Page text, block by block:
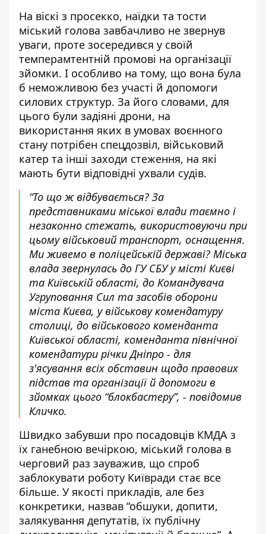
На віскі з просекко, наїдки та тости
міський голова завбачливо не звернув
уваги, проте зосередився у своїй
темперамтентній промові на організації
зйомки. І особливо на тому, що вона була
б неможливою без участі й допомоги
силових структур. За його словами, для
цього були задіяні дрони, на
використання яких в умовах воєнного
стану потрібен спецдозвіл, військовий
катер та інші заходи стеження, на які
мають бути відповідні ухвали судів.
“То що ж відбувається? За
представниками міської влади таємно і
незаконно стежать, використовуючи при
цьому військовий транспорт, оснащення.
Ми живемо в поліцейській державі? Міська
влада звернулась до ГУ СБУ у місті Києві
та Київській області, до Командувача
Угруповання Сил та засобів оборони
міста Києва, у військову комендатуру
столиці, до військового коменданта
Київської області, коменданта північної
комендатури річки Дніпро - для
з'ясування всіх обставин щодо правових
підстав та організації й допомоги в
зйомках цього “блокбастеру”, - повідомив
Кличко.
Швидко забувши про посадовців КМДА з
їх ганебною вечіркою, міський голова в
черговий раз зауважив, що спроб
заблокувати роботу Київради стає все
більше. У якості прикладів, але без
конкретики, назвав “обшуки, допити,
залякування депутатів, їх публічну